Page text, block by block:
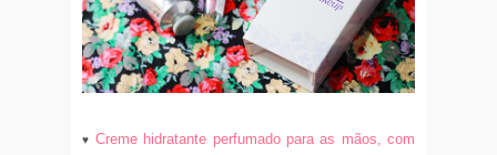
♥ Creme hidratante perfumado para as mãos, com